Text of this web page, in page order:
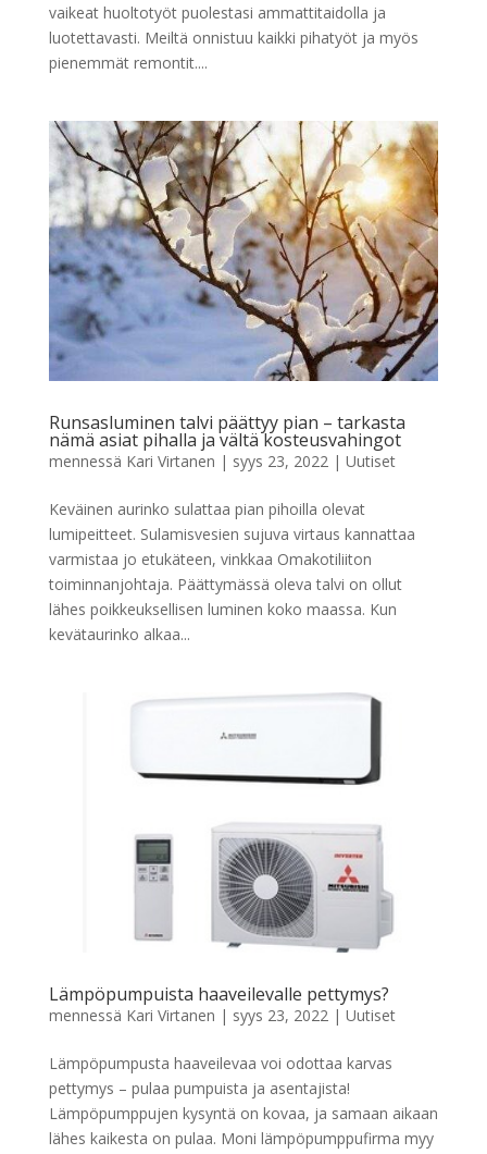
vaikeat huoltotyöt puolestasi ammattitaidolla ja
luotettavasti. Meiltä onnistuu kaikki pihatyöt ja myös
pienemmät remontit....
Runsasluminen talvi päättyy pian – tarkasta
nämä asiat pihalla ja vältä kosteusvahingot
mennessä Kari Virtanen | syys 23, 2022| Uutiset
Keväinen aurinko sulattaa pian pihoilla olevat
lumipeitteet. Sulamisvesien sujuva virtaus kannattaa
varmistaa jo etukäteen, vinkkaa Omakotiliiton
toiminnanjohtaja. Päättymässä oleva talvi on ollut
lähes poikkeuksellisen luminen koko maassa. Kun
kevätaurinko alkaa...
Lämpöpumpuista haaveilevalle pettymys?
mennessä Kari Virtanen | syys 23, 2022 | Uutiset
Lämpöpumpusta haaveilevaa voi odottaa karvas
pettymys – pulaa pumpuista ja asentajista!
Lämpöpumppujen kysyntä on kovaa, ja samaan aikaan
lähes kaikesta on pulaa. Moni lämpöpumppufirma myy